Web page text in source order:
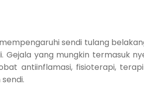
sendi tulang
Gejala yang mungkin termasuk
antiinflamasi, fisioterapi,